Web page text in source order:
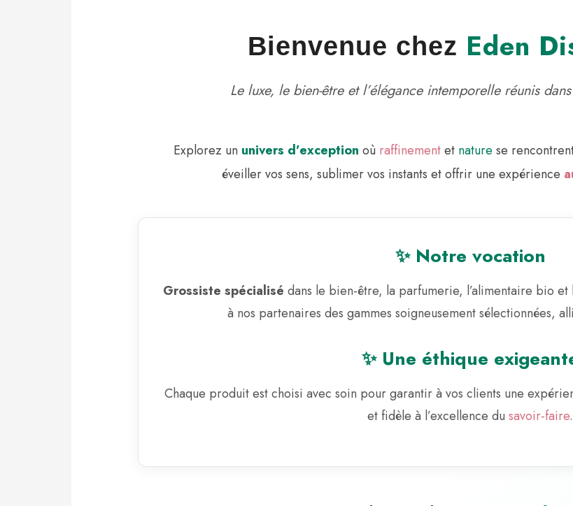
Bienvenue chez Eden
Le luxe, le bien-être et l’élégance intemporelle réunis
Explorez un univers d’exception où raffinementet nature se
éveiller vos sens, sublimer vos instants et offrir une expérience
✨ Notre vocation
Grossiste spécialisé dans le bien-être, la parfumerie, l’alimentaire bio et
à nos partenaires des gammes soigneusement sélectionnées,
✨ Une éthique
Chaque produit est choisi avec soin pour garantir à vos clients une
et fidèle à l’excellence du savoir-faire.